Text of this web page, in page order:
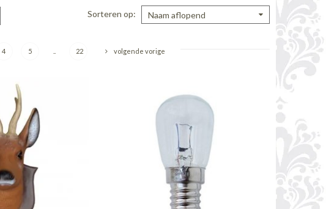
Sorteren op Naam aflopend
4 5 22 volgende vorige